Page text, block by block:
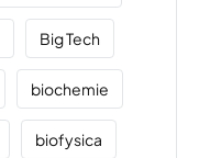
Big Tech
biochemie
biofysica